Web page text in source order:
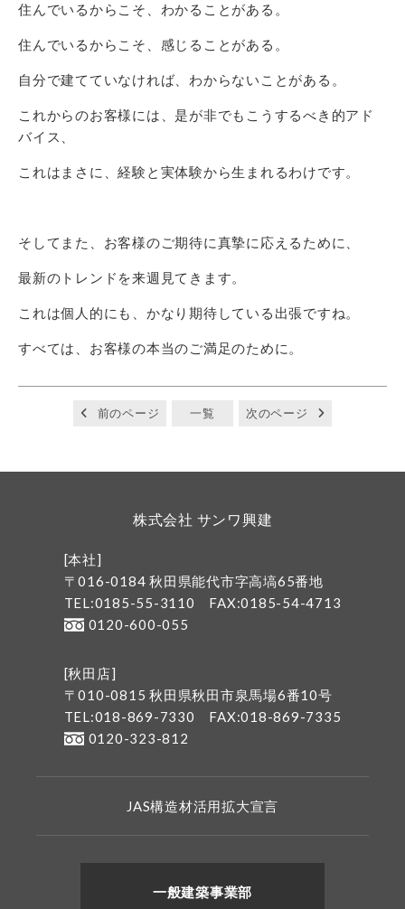
住んでいるからこそ、わかることがある。
住んでいるからこそ、感じることがある。
自分で建てていなければ、わからないことがある。
これからのお客様には、是が非でもこうするべき的アド
バイス、
これはまさに、経験と実体験から生まれるわけです。
そしてまた、お客様のご期待に真摯に応えるために、
最新のトレンドを来週見てきます。
これは個人的にも、かなり期待している出張ですね。
すべては、お客様の本当のご満足のために。
前のページ 一覧 次のページ
株式会社 サンワ興建
[本社]
〒016-0184 秋田県能代市字高塙65番地
TEL:0185-55-3110
FAX:0185-54-4713
0120-600-055
[秋田店]
〒010-0815 秋田県秋田市泉馬場6番10号
TEL:018-869-7330
FAX:018-869-7335
0120-323-812
JAS構造材活用拡大宣言
一般建築事業部